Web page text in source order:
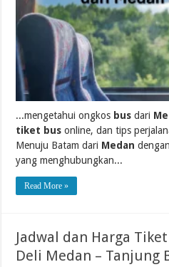
...mengetahui ongkos bus dari
tiket bus online, dan tips
Menuju Batam dari Medan dengan
yang menghubungkan...
Read More »
Jadwal dan Harga
Deli Medan – Tanjung